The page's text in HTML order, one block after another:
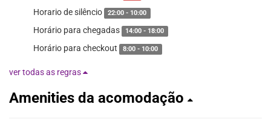
Horario de silêncio 22:00 - 10:00
Horário para chegadas 14:00 - 18:00
Horário para checkout 8:00 - 10:00
ver todas as regras
Amenities da acomodação